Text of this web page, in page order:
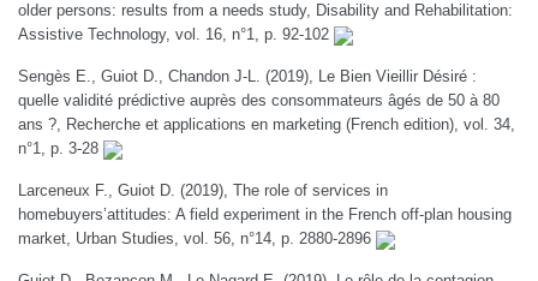
older persons: results from a needs study, Disability and Rehabilitation:
Assistive Technology, vol. 16, n°1, p. 92-102
Sengès E., Guiot D., Chandon J-L. (2019), Le Bien Vieillir Désiré :
quelle validité prédictive auprès des consommateurs âgés de 50 à 80
ans ?, Recherche et applications en marketing (French edition), vol. 34,
n°1, p. 3-28
Larceneux F., Guiot D. (2019), The role of services in
homebuyers’attitudes: A field experiment in the French off-plan housing
market, Urban Studies, vol. 56, n°14, p. 2880-2896